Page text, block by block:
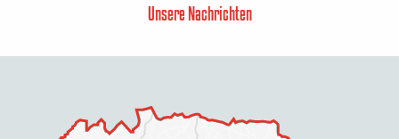
Unsere Nachrichten